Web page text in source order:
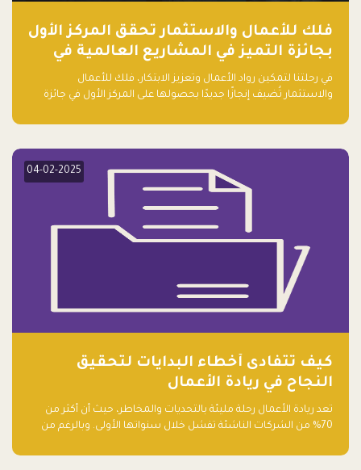
فلك للأعمال والاستثمار تحقق المركز الأول
بجائزة التميز في المشاريع العالمية في
ريادة الأعمال الصاعدة لعام ٢٠٢٤
في رحلتنا لتمكين رواد الأعمال وتعزيز الابتكار، فلك للأعمال
والاستثمار تُضيف إنجازًا جديدًا بحصولها على المركز الأول في جائزة
04-02-2025
كيف تتفادى أخطاء البدايات لتحقيق
النجاح في ريادة الأعمال
تعد ريادة الأعمال رحلة مليئة بالتحديات والمخاطر، حيث أن أكثر من
70% من الشركات الناشئة تفشل خلال سنواتها الأولى. وبالرغم من
الكثيرون في بداية رحلتهم، وهي التي قد تعرقل نجاحهم. في هذا